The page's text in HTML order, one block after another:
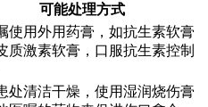
可能处理方式
使用外用药膏，如抗生素软膏
质激素软膏，口服抗生素控制
处清洁干燥，使用湿润烧伤膏